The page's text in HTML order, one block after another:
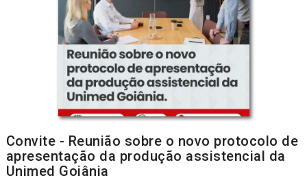
Convite - Reunião sobre o novo protocolo de
apresentação da produção assistencial da
Unimed Goiânia